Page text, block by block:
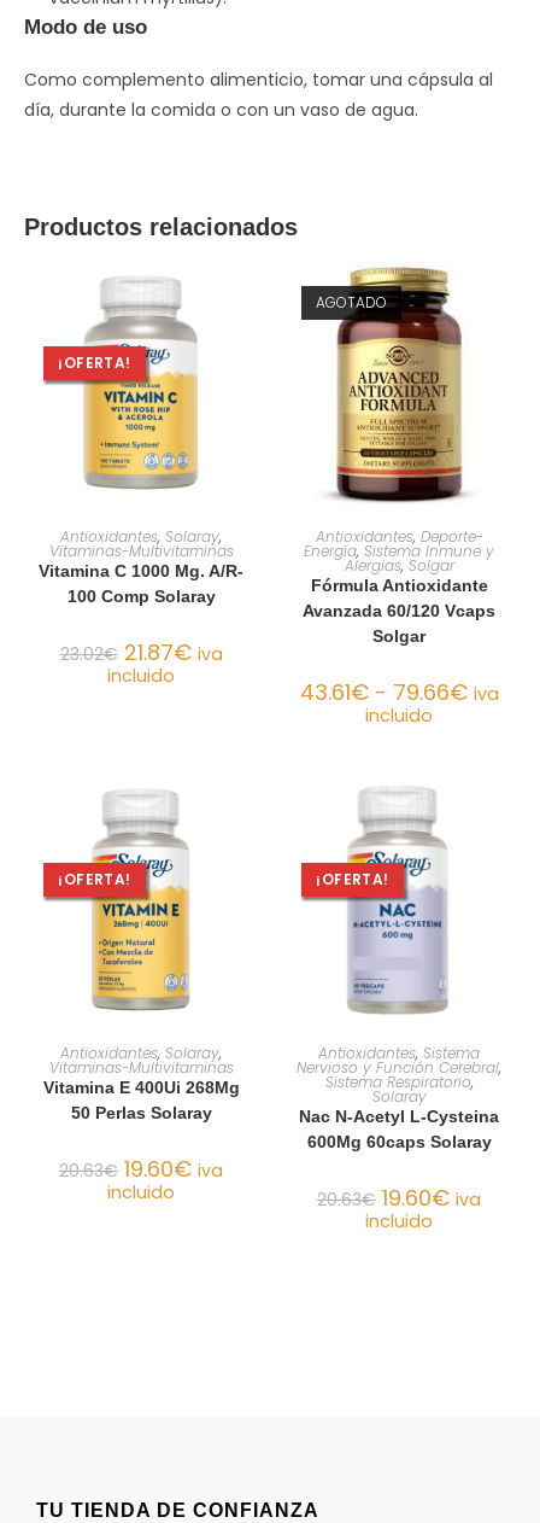
Modo de uso
Como complemento alimenticio, tomar una cápsula al
día, durante la comida o con un vaso de agua.
Productos relacionados
¡OFERTA!
AÑADIR AL CARRITO
Antioxidantes, Solaray,
Vitaminas-Multivitaminas
Vitamina C 1000 Mg. A/R-
100 Comp Solaray
23.02€ 21.87€ iva
incluido
AGOTADO
SELECCIONAR OPCIONES
Antioxidantes, Deporte-
Energía, Sistema Inmune y
Alergias, Solgar
Fórmula Antioxidante
Avanzada 60/120 Vcaps
Solgar
43.61€ - 79.66€ iva
incluido
¡OFERTA!
AÑADIR AL CARRITO
Antioxidantes, Solaray,
Vitaminas-Multivitaminas
Vitamina E 400Ui 268Mg
50 Perlas Solaray
20.63€ 19.60€ iva
incluido
¡OFERTA!
AÑADIR AL CARRITO
Antioxidantes, Sistema
Nervioso y Función Cerebral,
Sistema Respiratorio,
Solaray
Nac N-Acetyl L-Cysteina
600Mg 60caps Solaray
20.63€ 19.60€ iva
incluido
TU TIENDA DE CONFIANZA